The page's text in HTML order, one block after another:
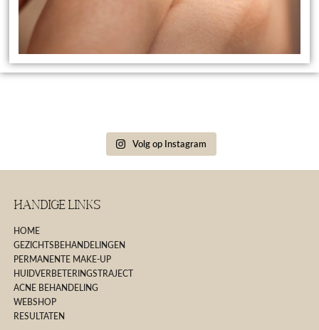
Volg op Instagram
Handige Links
HOME
GEZICHTSBEHANDELINGEN
PERMANENTE MAKE-UP
HUIDVERBETERINGSTRAJECT
ACNE BEHANDELING
WEBSHOP
RESULTATEN